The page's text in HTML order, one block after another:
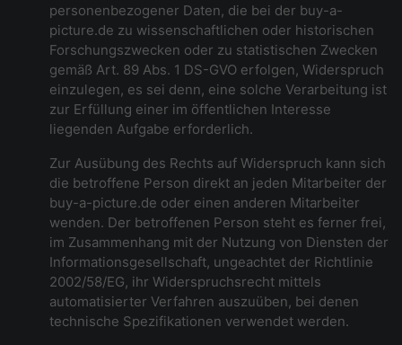
personenbezogener Daten, die bei der buy-a-
picture.de zu wissenschaftlichen oder historischen
Forschungszwecken oder zu statistischen Zwecken
gemäß Art. 89 Abs. 1 DS-GVO erfolgen, Widerspruch
einzulegen, es sei denn, eine solche Verarbeitung ist
zur Erfüllung einer im öffentlichen Interesse
liegenden Aufgabe erforderlich.
Zur Ausübung des Rechts auf Widerspruch kann sich
die betroffene Person direkt an jeden Mitarbeiter der
buy-a-picture.de oder einen anderen Mitarbeiter
wenden. Der betroffenen Person steht es ferner frei,
im Zusammenhang mit der Nutzung von Diensten der
Informationsgesellschaft, ungeachtet der Richtlinie
2002/58/EG, ihr Widerspruchsrecht mittels
automatisierter Verfahren auszuüben, bei denen
technische Spezifikationen verwendet werden.